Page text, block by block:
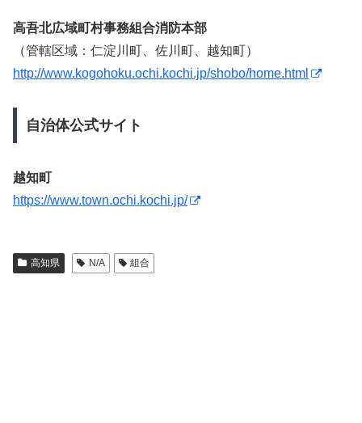
高吾北広域町村事務組合消防本部
（管轄区域：仁淀川町、佐川町、越知町）
http://www.kogohoku.ochi.kochi.jp/shobo/home.html
自治体公式サイト
越知町
https://www.town.ochi.kochi.jp/
高知県 N/A 組合